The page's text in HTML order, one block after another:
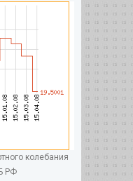
колебания
РФ